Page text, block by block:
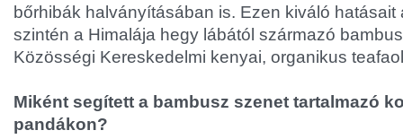
bőrhibák halványításában is. Ezen kiváló hatásait
szintén a Himalája hegy lábától származó
Közösségi Kereskedelmi kenyai, organikus
Miként segített a bambusz szenet tartalmazó
pandákon?